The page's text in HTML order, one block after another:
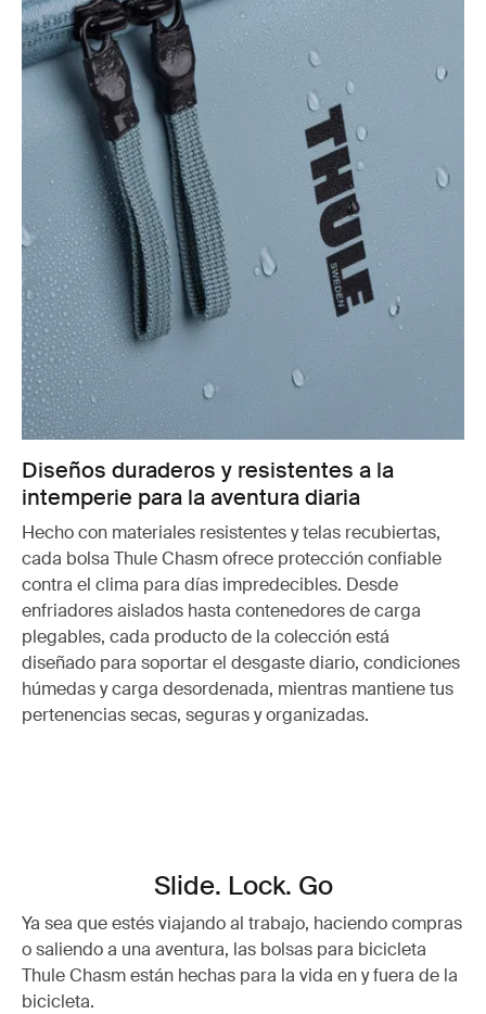
Diseños duraderos y resistentes a la
intemperie para la aventura diaria
Hecho con materiales resistentes y telas recubiertas,
cada bolsa Thule Chasm ofrece protección confiable
contra el clima para días impredecibles. Desde
enfriadores aislados hasta contenedores de carga
plegables, cada producto de la colección está
diseñado para soportar el desgaste diario, condiciones
húmedas y carga desordenada, mientras mantiene tus
pertenencias secas, seguras y organizadas.
Slide. Lock. Go
Ya sea que estés viajando al trabajo, haciendo compras
o saliendo a una aventura, las bolsas para bicicleta
Thule Chasm están hechas para la vida en y fuera de la
bicicleta.